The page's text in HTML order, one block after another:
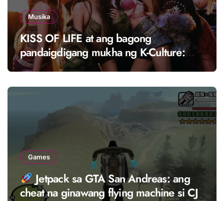
Musika
KISS OF LIFE at ang bagong
pandaigdigang mukha ng K-Culture:
Ang girl group na nagdadala ng
Games
Jetpack sa GTA San Andreas: ang
cheat na ginawang flying machine si CJ